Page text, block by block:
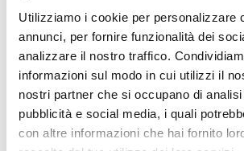
Utilizziamo i cookie per personalizzare
annunci, per fornire funzionalità dei
analizzare il nostro traffico.
informazioni sul modo in cui utilizzi il
nostri partner che si occupano di
pubblicità e social media, i quali
con altre informazioni che hai fornito
Ai partecipanti verranno riconosciuti
Per maggiori informazioni e per il
CLICCA QUI
Per approfondimenti:
Diagnosi energetiche: